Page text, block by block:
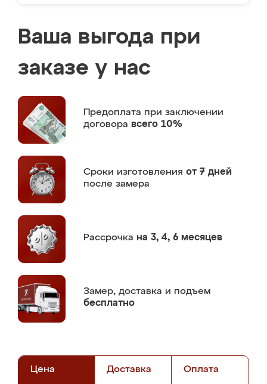
Ваша выгода при
заказе у нас
Предоплата при заключении
договора всего 10%
Сроки изготовления от 7 дней
после замера
Рассрочка на 3, 4, 6 месяцев
Замер, доставка и подъем
бесплатно
Цена Доставка Оплата